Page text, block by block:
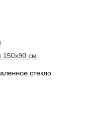
150х90 см
стекло